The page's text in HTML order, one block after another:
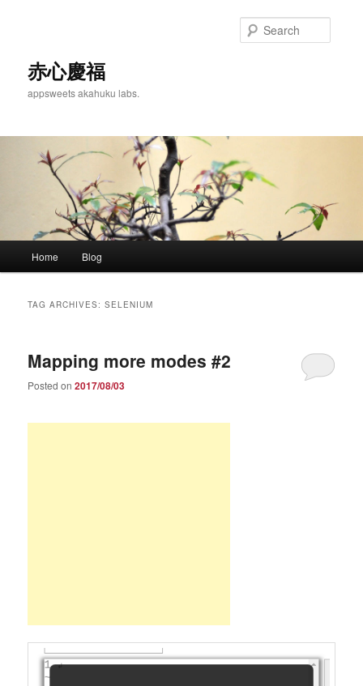
赤心慶福
appsweets akahuku labs.
Home Blog
TAG ARCHIVES:SELENIUM
Mapping more modes #2
Posted on2017/08/03